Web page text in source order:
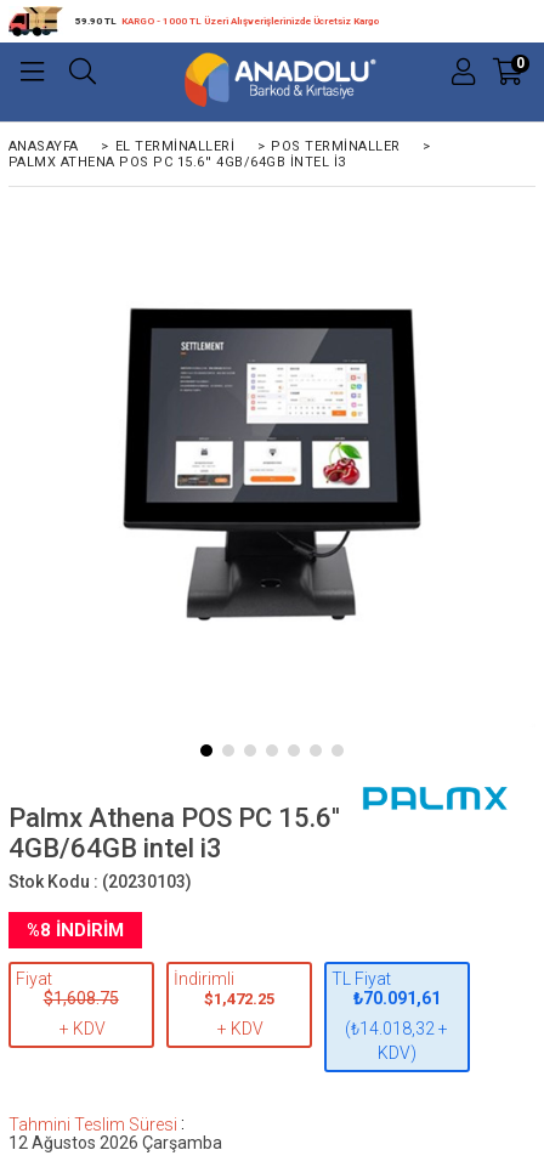
59.90 TL KARGO - 1000 TL Üzeri Alışverişlerinizde Ücretsiz Kargo
0
ANASAYFA > EL TERMINALLERI > POS TERMINALLER
>
PALMX ATHENA POS PC 15.6'' 4GB/64GB INTEL I3
Palmx Athena POS PC 15.6''
4GB/64GB intel i3
Stok Kodu : (20230103)
%8 İNDIRIM
Fiyat
$1,608.75
+ KDV
İndirimli
$1,472.25
+ KDV
TL Fiyat
₺70.091,61
(₺14.018,32 +
KDV)
Tahmini Teslim Süresi :
12 Ağustos 2026 Çarşamba